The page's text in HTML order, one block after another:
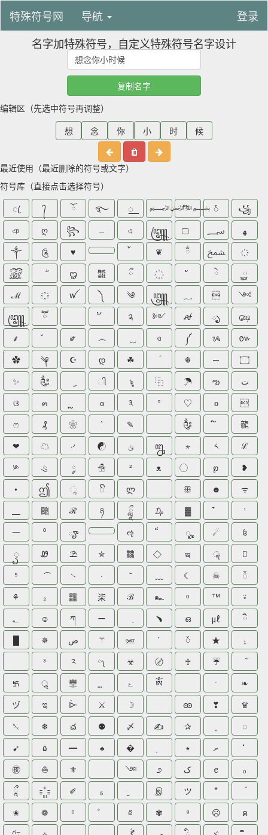
特殊符号网 导航
登录
名字加特殊符号，自定义特殊符号名字设计
复制名字
编辑区（先选中符号再调整）
想
念 你 小 时 候
最近使用（最近删除的符号或文字）
符号库（直接点击选择符号）
ꦿ
᭄ ོ ࿐ ꯭ ﷽ ᮩ
꧁
ঞ
ღ ꧂ এ ꧅ ؄
ﻬ
༒
༊ ♥ ❦ ྂ
ﵪ
꫞
ᦗ ㍿ ྀ ེ
࿆
ℳ
ꪝ ༽ ༄ ꧃ 
༺
꧄
ཽ ༉ ༻ ꫛ ృ
௸
⸙
゛ ༗ ෴ ও ༼ ᝰ
៚
✿
༆ ☪ დ ☘ ☬ ─
۝
✨
༃ ી ৡ ⿻ ☂ ఌ
ت
ଓ
๓ ɞ ༣ ° ♡ ʚ

ෆ
₰ ❀ ✎ ༂
㡣
❤
☁ ࿚ ☯ ݶ ꦋ ⋆ ༨
ℒ
༯
ུ ༘ ☃ ² ᴥ ℘
❥
•
ဤ ૢ ꦼ ლ ꕥ ☻
ᯤ
䬟 ℛ ཉ ཹ ₯ ▓
¹
⼀
⁰ ౄ ૡ ೄ ☄
꧔
ꦽ
Ꮺ ⛱ ✮ 䲜 ఇ ॣ

⁵
࿙ · ☾ ☠
᭱
⚘
₂ 䨻 㭍 ℬ ๛ ᵒ ™
⍣
؂
☺ ཀ ー ﹅ ഒ ㎕
ཻ
✵ ض ⚚ ஊ ˙ ᮨ ★
₁
³
༢ ༾ ☣ 〄 ♰
☔
࿗
ॢ 㠑 ۓ ༀ ˑ
❧
ヅ
ಇ ᐕ ⚔ ☽ ꧮ ❣
♛
␕
❄ చ ⚉ 〆 ✍ ✰
◌
➹
۵ ━ ♠ � ٭ ރ
⠁
㊰
⛵ ⚜ ༇ ೨ ک ꫀ
₀
ཱྀ
✐ ₅ இ
ツ
✬
❁ ⁶ ゜ ༅ ✾ ⁹ ☹
ฅ